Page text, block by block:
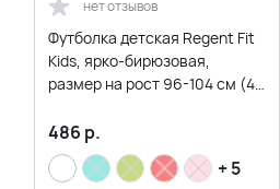
нет отзывов
Футболка детская Regent Fit
Kids, ярко-бирюзовая,
размер на рост 96-104 см (4
486 р.
+ 5